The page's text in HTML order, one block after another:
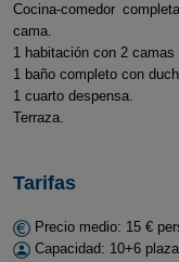
Cocina-comedor
cama.
1 habitación con 2
1 baño completo con
1 cuarto despensa.
Terraza.
Tarifas
Precio medio: 15 €
Capacidad: 10+6